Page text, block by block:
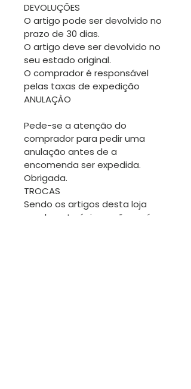
DEVOLUÇÕES
O artigo pode ser devolvido no
prazo de 30 dias.
O artigo deve ser devolvido no
seu estado original.
O comprador é responsável
pelas taxas de expedição
ANULAÇÀO
Pede-se a atenção do
comprador para pedir uma
anulação antes de a
encomenda ser expedida.
Obrigada.
TROCAS
Sendo os artigos desta loja
geralmente únicos, não será